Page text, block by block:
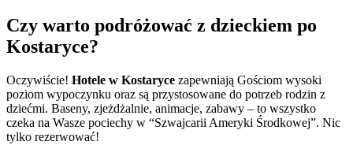
Czy warto podróżować z dzieckiem po
Kostaryce?
Oczywiście! Hotele w Kostaryce zapewniają Gościom wysoki
poziom wypoczynku oraz są przystosowane do potrzeb rodzin z
dziećmi. Baseny, zjeżdżalnie, animacje, zabawy – to wszystko
czeka na Wasze pociechy w “Szwajcarii Ameryki Środkowej”. Nic
tylko rezerwować!